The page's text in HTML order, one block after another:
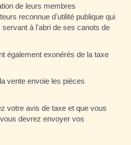
de leurs membres
reconnue d'utilité publique qui
à l'abri de ses canots de
également exonérés de la taxe
vente envoie les pièces
votre avis de taxe et que vous
devrez envoyer vos